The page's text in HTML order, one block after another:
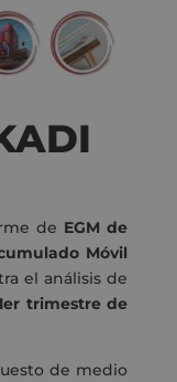
de EGM de
Móvil
el análisis de
trimestre de
de medio